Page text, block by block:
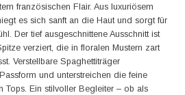
französischen Flair. Aus luxuriösem
es sich sanft an die Haut und sorgt für
Der tief ausgeschnittene Ausschnitt ist
verziert, die in floralen Mustern zart
Verstellbare Spaghettiträger
und unterstreichen die feine
Tops. Ein stilvoller Begleiter – ob als